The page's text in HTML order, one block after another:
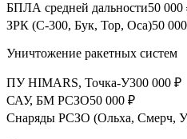
БПЛА средней дальности50 000
ЗРК (С-300, Бук, Тор, Оса)50
Уничтожение ракетных систем
ПУ HIMARS, Точка-У300 000 ₽
САУ, БМ РСЗО50 000 ₽
Снаряды РСЗО (Ольха, Смерч,